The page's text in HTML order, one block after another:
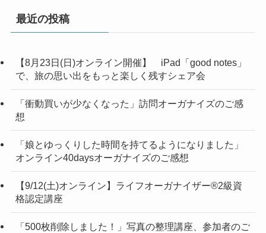
最近の投稿
【8月23日(日)オンライン開催】 iPad「good notes」
で、旅の思い出をもっと楽しく残すシェア会
「衝動買いが少なくなった」訪問オーガナイズのご感
想
「娘とゆっくりした時間を持てるようになりました」
オンライン40daysオーガナイズのご感想
【9/12(土)オンライン】ライフオーガナイザー®︎2級資
格認定講座
「500枚削除しました！」写真の整理講座、参加者のご